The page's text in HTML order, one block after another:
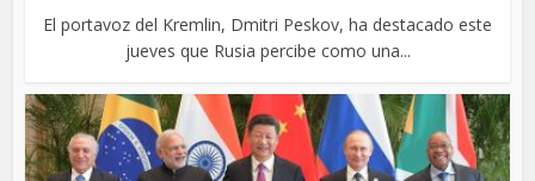
El portavoz del Kremlin, Dmitri Peskov, ha destacado este
jueves que Rusia percibe como una...